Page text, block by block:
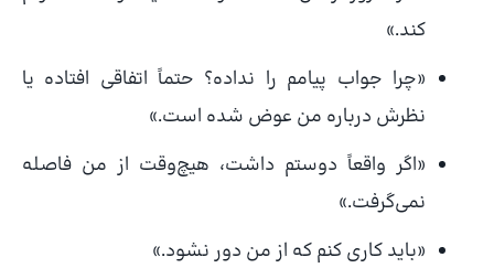
کند.»
«چرا جواب پیامم را نداده؟ حتماً اتفاقی افتاده یا
نظرش درباره من عوض شده است.»
«اگر واقعاً دوستم داشت، هیچ‌وقت از من فاصله
نمی‌گرفت.»
«باید کاری کنم که از من دور نشود.»